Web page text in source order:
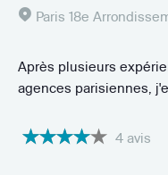
Paris 18e
Après plusieurs
agences parisiennes,
4 avis